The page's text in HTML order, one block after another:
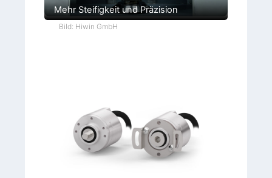
Mehr Steifigkeit und Präzision
Bild: Hiwin GmbH